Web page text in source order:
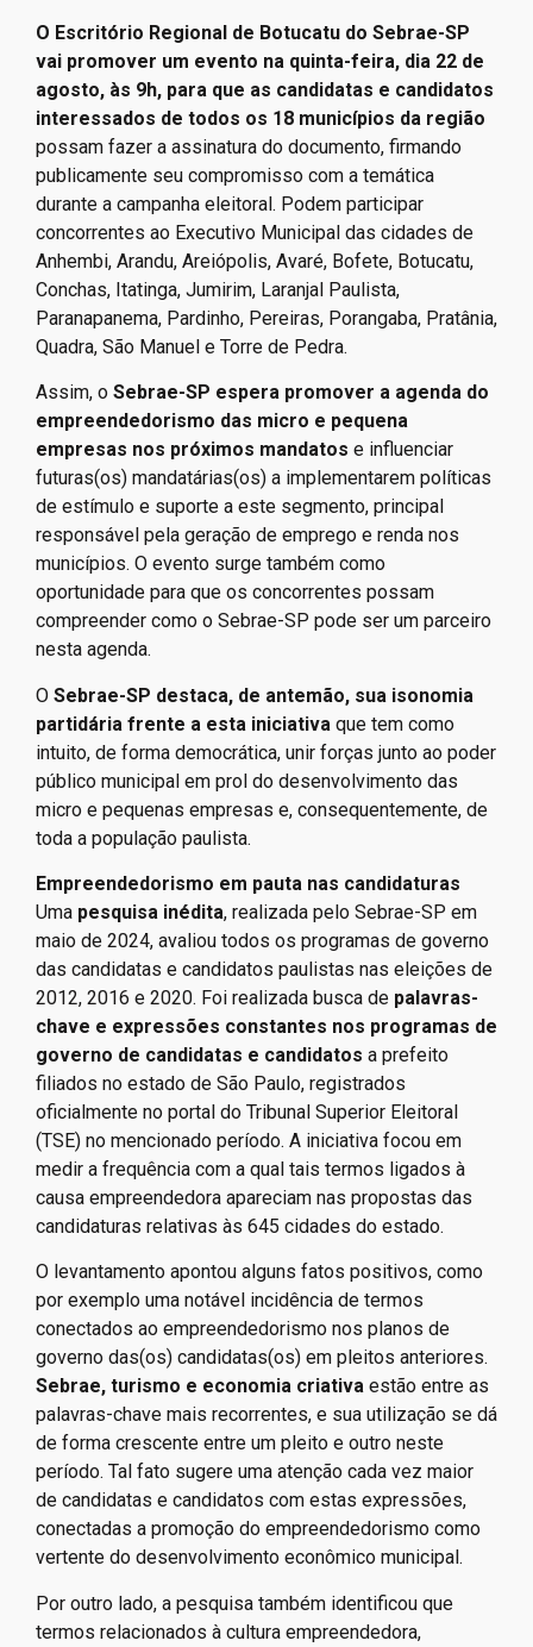
O Escritório Regional de Botucatu do Sebrae-SP
vai promover um evento na quinta-feira, dia 22 de
agosto, às 9h, para que as candidatas e candidatos
interessados de todos os 18 municípios da região
possam fazer a assinatura do documento, firmando
publicamente seu compromisso com a temática
durante a campanha eleitoral. Podem participar
concorrentes ao Executivo Municipal das cidades de
Anhembi, Arandu, Areiópolis, Avaré, Bofete, Botucatu,
Conchas, Itatinga, Jumirim, Laranjal Paulista,
Paranapanema, Pardinho, Pereiras, Porangaba, Pratânia,
Quadra, São Manuel e Torre de Pedra.
Assim, o Sebrae-SP espera promover a agenda do
empreendedorismo das micro e pequena
empresas nos próximos mandatos e influenciar
futuras(os) mandatárias(os) a implementarem políticas
de estímulo e suporte a este segmento, principal
responsável pela geração de emprego e renda nos
municípios. O evento surge também como
oportunidade para que os concorrentes possam
compreender como o Sebrae-SP pode ser um parceiro
nesta agenda.
O Sebrae-SP destaca, de antemão, sua isonomia
partidária frente a esta iniciativa que tem como
intuito, de forma democrática, unir forças junto ao poder
público municipal em prol do desenvolvimento das
micro e pequenas empresas e, consequentemente, de
toda a população paulista.
Empreendedorismo em pauta nas candidaturas
Uma pesquisa inédita, realizada pelo Sebrae-SP em
maio de 2024, avaliou todos os programas de governo
das candidatas e candidatos paulistas nas eleições de
2012, 2016 e 2020. Foi realizada busca de palavras-
chave e expressões constantes nos programas de
governo de candidatas e candidatos a prefeito
filiados no estado de São Paulo, registrados
oficialmente no portal do Tribunal Superior Eleitoral
(TSE) no mencionado período. A iniciativa focou em
medir a frequência com a qual tais termos ligados à
causa empreendedora apareciam nas propostas das
candidaturas relativas às 645 cidades do estado.
O levantamento apontou alguns fatos positivos, como
por exemplo uma notável incidência de termos
conectados ao empreendedorismo nos planos de
governo das(os) candidatas(os) em pleitos anteriores.
Sebrae, turismo e economia criativa estão entre as
palavras-chave mais recorrentes, e sua utilização se dá
de forma crescente entre um pleito e outro neste
período. Tal fato sugere uma atenção cada vez maior
de candidatas e candidatos com estas expressões,
conectadas a promoção do empreendedorismo como
vertente do desenvolvimento econômico municipal.
Por outro lado, a pesquisa também identificou que
termos relacionados à cultura empreendedora,